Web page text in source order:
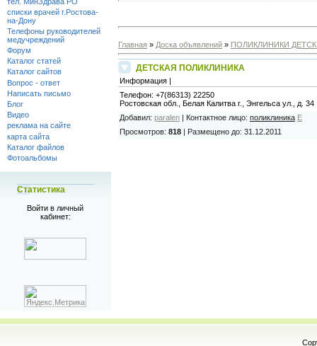
списки врачей г.Ростова-
на-Дону
Телефоны руководителей
медучреждений
Форум
Каталог статей
Каталог сайтов
Вопрос - ответ
Написать письмо
Блог
Видео
реклама на сайте
карта сайта
Каталог файлов
Фотоальбомы
Статистика
Войти в личный
кабинет:
Главная» Доска объявлений» ПОЛИКЛИНИКИ
ДЕТСКАЯ ПОЛИКЛИНИКА
Информация |
Телефон: +7(86313) 22250
Ростовская обл., Белая Калитва г., Энгельса ул., д. 34
Добавил: paralen| Контактное лицо: поликлиника E
Просмотров: 818| Размещено до: 31.12.2011